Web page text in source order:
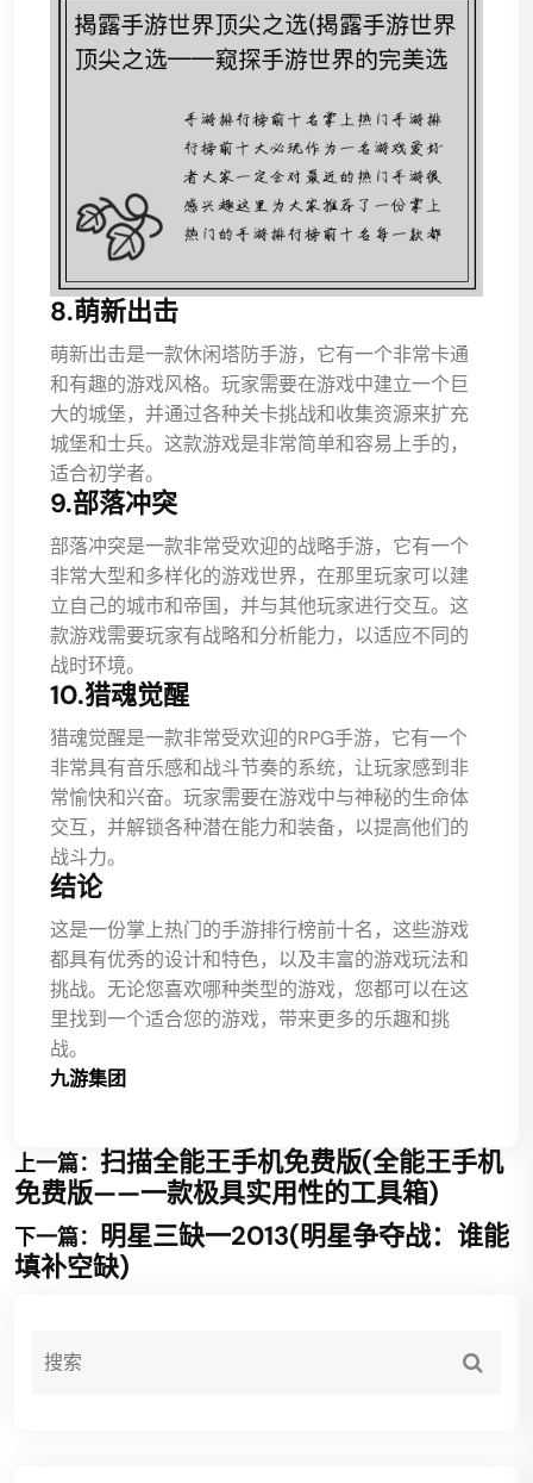
8.萌新出击
萌新出击是一款休闲塔防手游，它有一个非常卡通
和有趣的游戏风格。玩家需要在游戏中建立一个巨
大的城堡，并通过各种关卡挑战和收集资源来扩充
城堡和士兵。这款游戏是非常简单和容易上手的，
适合初学者。
9.部落冲突
部落冲突是一款非常受欢迎的战略手游，它有一个
非常大型和多样化的游戏世界，在那里玩家可以建
立自己的城市和帝国，并与其他玩家进行交互。这
款游戏需要玩家有战略和分析能力，以适应不同的
战时环境。
10.猎魂觉醒
猎魂觉醒是一款非常受欢迎的RPG手游，它有一个
非常具有音乐感和战斗节奏的系统，让玩家感到非
常愉快和兴奋。玩家需要在游戏中与神秘的生命体
交互，并解锁各种潜在能力和装备，以提高他们的
战斗力。
结论
这是一份掌上热门的手游排行榜前十名，这些游戏
都具有优秀的设计和特色，以及丰富的游戏玩法和
挑战。无论您喜欢哪种类型的游戏，您都可以在这
里找到一个适合您的游戏，带来更多的乐趣和挑
战。
九游集团
上一篇： 扫描全能王手机免费版(全能王手机
免费版——一款极具实用性的工具箱)
下一篇： 明星三缺一2013(明星争夺战：谁能
填补空缺)